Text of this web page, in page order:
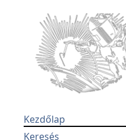
Kezdőlap
Keresés